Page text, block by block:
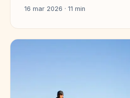
16 mar 2026 · 11 min